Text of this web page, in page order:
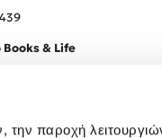
την παροχή
Books & Life